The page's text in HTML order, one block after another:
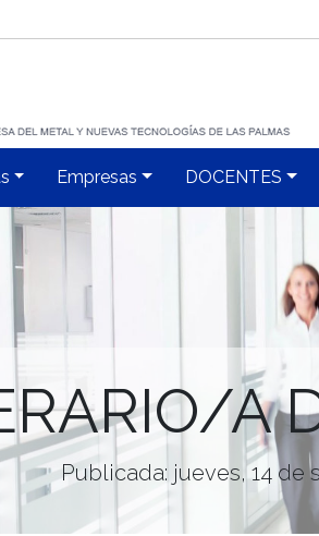
Empresas DOCENTES
A
Publicada: jueves, 14 de